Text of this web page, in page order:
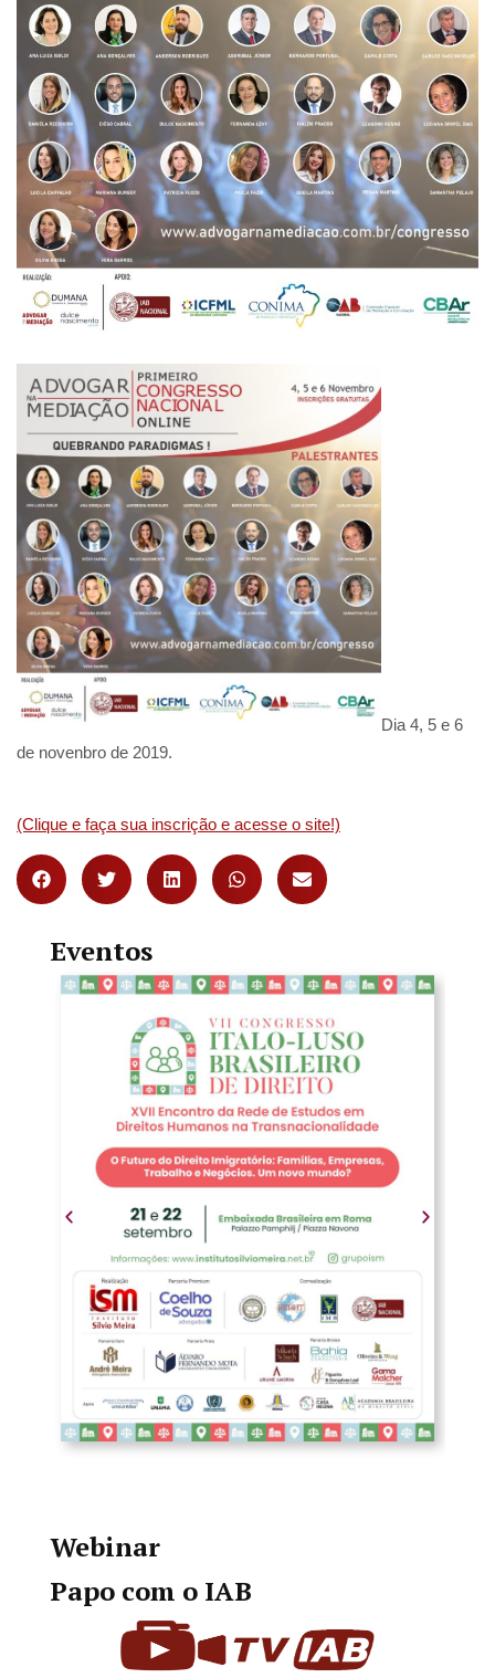
Dia 4, 5 e 6
de novenbro de 2019.
(Clique e faça sua inscrição e acesse o site!)
Eventos
Webinar
Papo com o IAB